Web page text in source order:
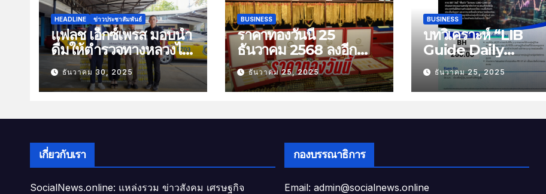
HEADLINE ข่าวประชาสัมพันธ์
แฟลช เอ็กซ์เพรส มอบน้ำ
ดื่มให้ตำรวจทางหลวงไว้
บริการประชาชนช่วง
เทศกาลปีใหม่
ธันวาคม 30, 2025
BUSINESS
ราคาทองวันนี้ 25
ธันวาคม 2568 ลงอีก
100 บาท
ธันวาคม 25, 2025
BUSINESS
บทวิเคราะห์ “LIB
Guide Daily
Strategy” ประจำวัน
พฤหัสที่ 25 ธันวาคม
2568 หัวข้อ “ติดตาม
ธันวาคม 25, 2025
เกี่ยวกับเรา
SocialNews.online: แหล่งรวม ข่าวสังคม เศรษฐกิจ
กองบรรณาธิการ
Email: admin@socialnews.online